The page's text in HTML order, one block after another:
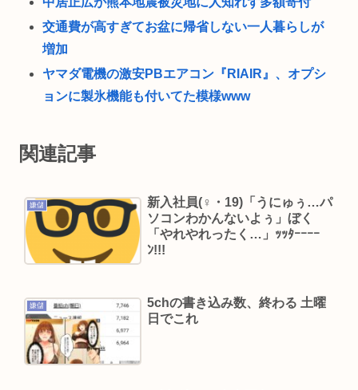
交通費が高すぎてお盆に帰省しない一人暮らしが
増加
ヤマダ電機の激安PBエアコン『RIAIR』、オプシ
ョンに製氷機能も付いてた模様www
ョントークをしないからこそ信頼できる」と擁護
されるwww
イチャ虫』リリース決定 8月9日フォーメーション
発表へ
イチローの晩年(2011-2019)の成績、流石に擁護で
『ヤニねこ』新海誠、水島努、綾辻行人らクリエ
イターが絶賛 過激描写はBPOでも議論に
「感覚が分からない」 元TBS・山本里菜アナの離
関連記事
嫌儲
新入社員(♀・19)「うにゅぅ…パ
ソコンわかんないよぅ」ぼく
「やれやれったく…」ｯｯﾀｰｰｰｰ
ﾝ!!!
嫌儲
5chの書き込み数、終わる 土曜
日でこれ